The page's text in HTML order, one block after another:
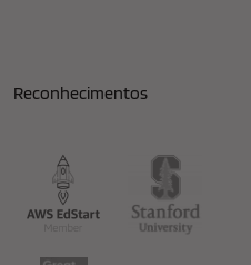
Reconhecimentos